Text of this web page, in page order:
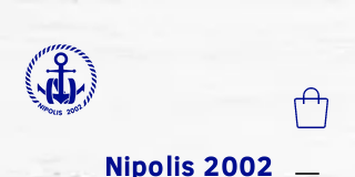
Nipolis 2002